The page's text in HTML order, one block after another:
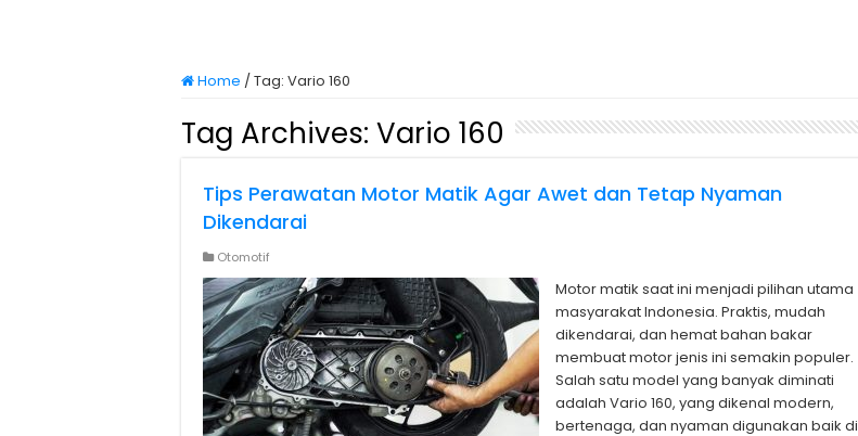
Home /Tag: Vario 160
Tag Archives: Vario 160
Tips Perawatan Motor Matik Agar Awet dan Tetap Nyaman
Dikendarai
Otomotif
Motor matik saat ini menjadi pilihan utama
masyarakat Indonesia. Praktis, mudah
dikendarai, dan hemat bahan bakar
membuat motor jenis ini semakin populer.
Salah satu model yang banyak diminati
adalah Vario 160, yang dikenal modern,
bertenaga, dan nyaman digunakan baik di